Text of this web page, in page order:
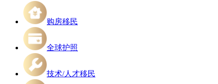
购房移民
全球护照
技术/人才移民